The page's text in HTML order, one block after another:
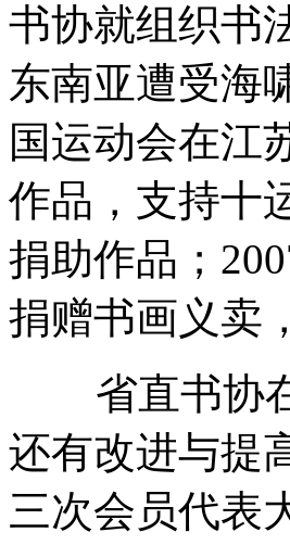
书协就组织书
东南亚遭受海
国运动会在江
作品，支持十
捐助作品；
捐赠书画义卖
省直书协在
还有改进与提
三次会员代表